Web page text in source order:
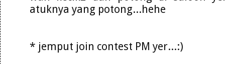
atuknya yang potong...hehe
* jemput join contest PM yer...:)